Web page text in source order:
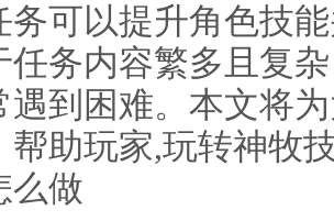
务可以提升角色技
任务内容繁多且复
遇到困难。本文将
帮助玩家,玩转神牧
么做